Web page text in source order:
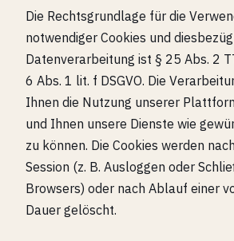
Die Rechtsgrundlage für die
notwendiger Cookies und
Datenverarbeitung ist § 25 Abs. 2
6 Abs. 1 lit. f DSGVO. Die
Ihnen die Nutzung unserer
und Ihnen unsere Dienste wie
zu können. Die Cookies werden
Session (z. B. Ausloggen oder
Browsers) oder nach Ablauf einer
Dauer gelöscht.